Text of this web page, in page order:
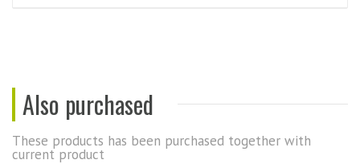
Also purchased
These products has been purchased together with
current product